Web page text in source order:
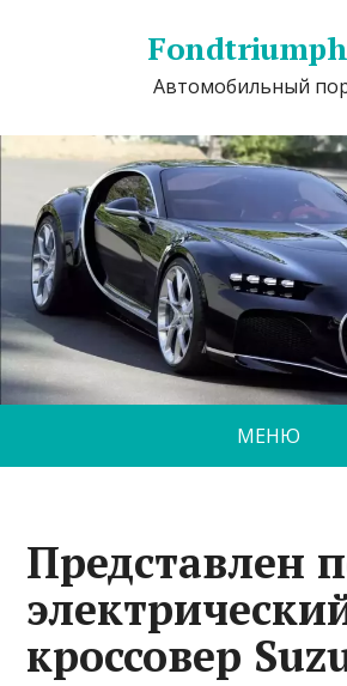
Автомобильный
МЕНЮ
Представлен
кроссовер